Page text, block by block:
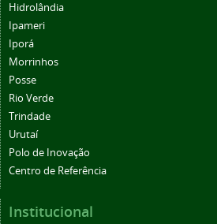
Hidrolândia
Ipameri
Iporá
Morrinhos
Posse
Rio Verde
Trindade
Urutaí
Polo de Inovação
Centro de Referência
Institucional